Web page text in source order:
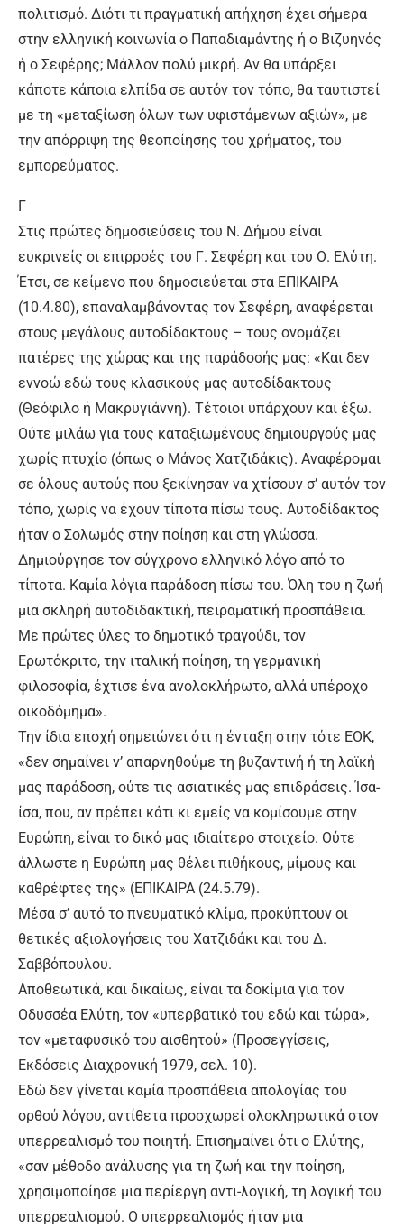
πολιτισμό. Διότι τι πραγματική απήχηση έχει σήμερα
στην ελληνική κοινωνία ο Παπαδιαμάντης ή ο Βιζυηνός
ή ο Σεφέρης; Μάλλον πολύ μικρή. Αν θα υπάρξει
κάποτε κάποια ελπίδα σε αυτόν τον τόπο, θα ταυτιστεί
με τη «μεταξίωση όλων των υφιστάμενων αξιών», με
την απόρριψη της θεοποίησης του χρήματος, του
εμπορεύματος.
Γ
Στις πρώτες δημοσιεύσεις του Ν. Δήμου είναι
ευκρινείς οι επιρροές του Γ. Σεφέρη και του Ο. Ελύτη.
Έτσι, σε κείμενο που δημοσιεύεται στα ΕΠΙΚΑΙΡΑ
(10.4.80), επαναλαμβάνοντας τον Σεφέρη, αναφέρεται
στους μεγάλους αυτοδίδακτους – τους ονομάζει
πατέρες της χώρας και της παράδοσής μας: «Και δεν
εννοώ εδώ τους κλασικούς μας αυτοδίδακτους
(Θεόφιλο ή Μακρυγιάννη). Τέτοιοι υπάρχουν και έξω.
Ούτε μιλάω για τους καταξιωμένους δημιουργούς μας
χωρίς πτυχίο (όπως ο Μάνος Χατζιδάκις). Αναφέρομαι
σε όλους αυτούς που ξεκίνησαν να χτίσουν σ’ αυτόν τον
τόπο, χωρίς να έχουν τίποτα πίσω τους. Αυτοδίδακτος
ήταν ο Σολωμός στην ποίηση και στη γλώσσα.
Δημιούργησε τον σύγχρονο ελληνικό λόγο από το
τίποτα. Καμία λόγια παράδοση πίσω του. Όλη του η ζωή
μια σκληρή αυτοδιδακτική, πειραματική προσπάθεια.
Με πρώτες ύλες το δημοτικό τραγούδι, τον
Ερωτόκριτο, την ιταλική ποίηση, τη γερμανική
φιλοσοφία, έχτισε ένα ανολοκλήρωτο, αλλά υπέροχο
οικοδόμημα».
Την ίδια εποχή σημειώνει ότι η ένταξη στην τότε ΕΟΚ,
«δεν σημαίνει ν’ απαρνηθούμε τη βυζαντινή ή τη λαϊκή
μας παράδοση, ούτε τις ασιατικές μας επιδράσεις. Ίσα-
ίσα, που, αν πρέπει κάτι κι εμείς να κομίσουμε στην
Ευρώπη, είναι το δικό μας ιδιαίτερο στοιχείο. Ούτε
άλλωστε η Ευρώπη μας θέλει πιθήκους, μίμους και
καθρέφτες της» (ΕΠΙΚΑΙΡΑ (24.5.79).
Μέσα σ’ αυτό το πνευματικό κλίμα, προκύπτουν οι
θετικές αξιολογήσεις του Χατζιδάκι και του Δ.
Σαββόπουλου.
Αποθεωτικά, και δικαίως, είναι τα δοκίμια για τον
Οδυσσέα Ελύτη, τον «υπερβατικό του εδώ και τώρα»,
τον «μεταφυσικό του αισθητού» (Προσεγγίσεις,
Εκδόσεις Διαχρονική 1979, σελ. 10).
Εδώ δεν γίνεται καμία προσπάθεια απολογίας του
ορθού λόγου, αντίθετα προσχωρεί ολοκληρωτικά στον
υπερρεαλισμό του ποιητή. Επισημαίνει ότι ο Ελύτης,
«σαν μέθοδο ανάλυσης για τη ζωή και την ποίηση,
χρησιμοποίησε μια περίεργη αντι-λογική, τη λογική του
υπερρεαλισμού. Ο υπερρεαλισμός ήταν μια